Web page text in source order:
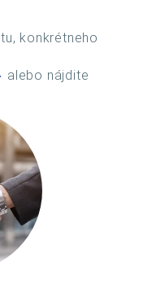
konkrétneho
alebo nájdite